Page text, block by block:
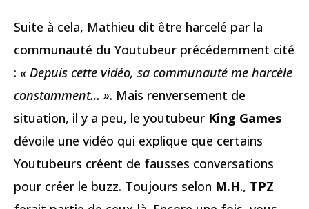
Suite à cela, Mathieu dit être harcelé par la
communauté du Youtubeur précédemment cité
: « Depuis cette vidéo, sa communauté me harcèle
constamment… ». Mais renversement de
situation, il y a peu, le youtubeur King Games
dévoile une vidéo qui explique que certains
Youtubeurs créent de fausses conversations
pour créer le buzz. Toujours selon M.H., TPZ